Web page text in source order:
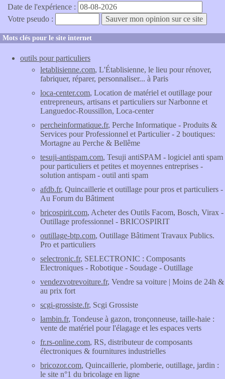
Date de l'expérience :
Votre pseudo :
Mots clés pour le site internet
outils pour particuliers
letablisienne.com, L'Établisienne, le lieu pour rénover,
fabriquer, réparer, personnaliser... à Paris
loca-center.com, Location de matériel et outillage pour
entrepreneurs, artisans et particuliers sur Narbonne et
Languedoc-Roussillon, Loca-center
percheinformatique.fr, Perche Informatique - Produits &
Services pour Professionnel et Particulier - 2 boutiques:
Mortagne au Perche & Bellême
tesuji-antispam.com, Tesuji antiSPAM - logiciel anti spam
pour particuliers et petites et moyennes entreprises -
solution antispam - outil anti spam
afdb.fr, Quincaillerie et outillage pour pros et particuliers -
Au Forum du Bâtiment
bricospirit.com, Acheter des Outils Facom, Bosch, Virax -
Outillage professionnel - BRICOSPIRIT
outillage-btp.com, Outillage Bâtiment Travaux Publics.
Pro et particuliers
selectronic.fr, SELECTRONIC : Composants
Electroniques - Robotique - Soudage - Outillage
vendezvotrevoiture.fr, Vendre sa voiture | Moins de 24h &
au prix fort
scgi-grossiste.fr, Scgi Grossiste
lambin.fr, Tondeuse à gazon, tronçonneuse, taille-haie :
vente de matériel pour l'élagage et les espaces verts
fr.rs-online.com, RS, distributeur de composants
électroniques & fournitures industrielles
bricozor.com, Quincaillerie, plomberie, outillage, jardin :
le site n°1 du bricolage en ligne